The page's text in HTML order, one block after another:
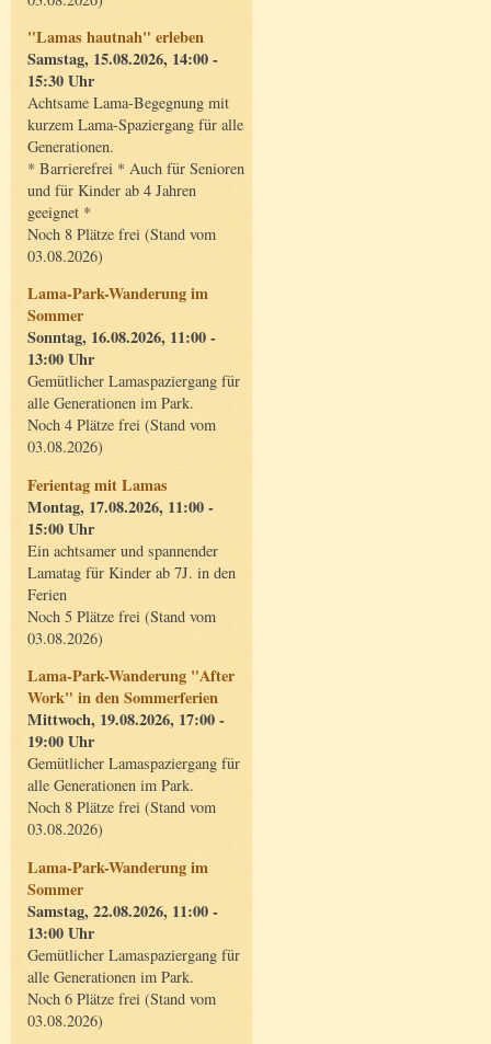
"Lamas hautnah" erleben
Samstag, 15.08.2026, 14:00 -
15:30 Uhr
Achtsame Lama-Begegnung mit
kurzem Lama-Spaziergang für alle
Generationen.
* Barrierefrei * Auch für Senioren
und für Kinder ab 4 Jahren
geeignet *
Noch 8 Plätze frei (Stand vom
03.08.2026)
Lama-Park-Wanderung im
Sommer
Sonntag, 16.08.2026, 11:00 -
13:00 Uhr
Gemütlicher Lamaspaziergang für
alle Generationen im Park.
Noch 4 Plätze frei (Stand vom
03.08.2026)
Ferientag mit Lamas
Montag, 17.08.2026, 11:00 -
15:00 Uhr
Ein achtsamer und spannender
Lamatag für Kinder ab 7J. in den
Ferien
Noch 5 Plätze frei (Stand vom
03.08.2026)
Lama-Park-Wanderung "After
Work" in den Sommerferien
Mittwoch, 19.08.2026, 17:00 -
19:00 Uhr
Gemütlicher Lamaspaziergang für
alle Generationen im Park.
Noch 8 Plätze frei (Stand vom
03.08.2026)
Lama-Park-Wanderung im
Sommer
Samstag, 22.08.2026, 11:00 -
13:00 Uhr
Gemütlicher Lamaspaziergang für
alle Generationen im Park.
Noch 6 Plätze frei (Stand vom
03.08.2026)